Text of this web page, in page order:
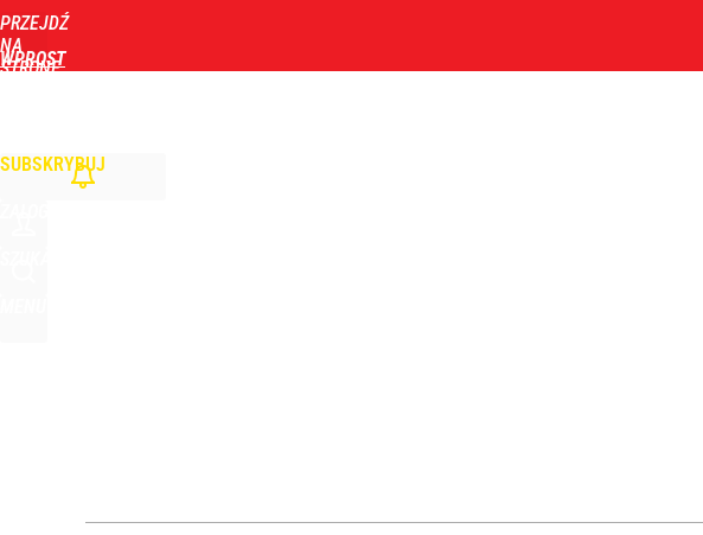
PRZEJDŹ
NA
STRONĘ
WPROST
SUBSKRYBUJ